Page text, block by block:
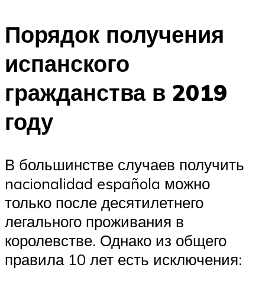
Порядок получения
испанского
гражданства в 2019
году
В большинстве случаев получить
nacionalidad española можно
только после десятилетнего
легального проживания в
королевстве. Однако из общего
правила 10 лет есть исключения: